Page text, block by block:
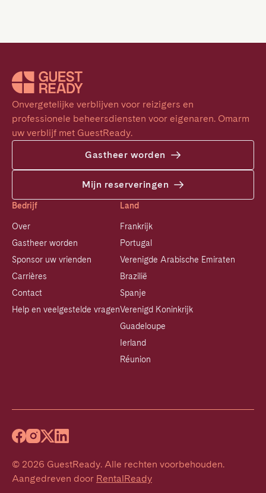
Onvergetelijke verblijven voor reizigers en
professionele beheersdiensten voor eigenaren. Omarm
uw verblijf met GuestReady.
Gastheer worden
Mijn reserveringen
Bedrijf
Over
Gastheer worden
Sponsor uw vrienden
Carrières
Contact
Help en veelgestelde vragen
Land
Frankrijk
Portugal
Verenigde Arabische Emiraten
Brazilië
Spanje
Verenigd Koninkrijk
Guadeloupe
Ierland
Réunion
© 2026 GuestReady. Alle rechten voorbehouden.
Aangedreven door RentalReady